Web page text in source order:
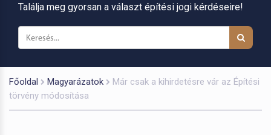
Találja meg gyorsan a választ építési jogi kérdéseire!
Főoldal Magyarázatok
Már csak a kihirdetésre vár az Építési
törvény módosítása